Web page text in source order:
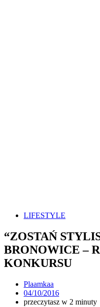
LIFESTYLE
“ZOSTAŃ
BRONOWICE –
KONKURSU
Plaamkaa
04/10/2016
przeczytasz w 2 minuty